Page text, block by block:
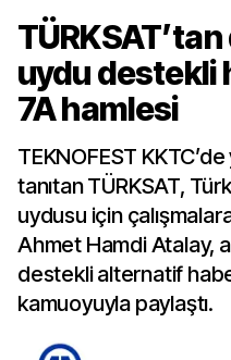
uydu destekli
7A hamlesi
TEKNOFEST
tanıtan TÜRKSAT,
uydusu için
Ahmet Hamdi Atalay,
destekli alternatif
kamuoyuyla paylaştı.